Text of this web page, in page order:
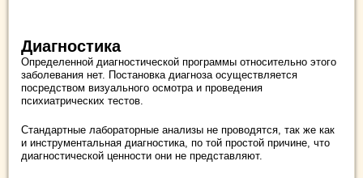
Диагностика
Определенной диагностической программы относительно этого
заболевания нет. Постановка диагноза осуществляется
посредством визуального осмотра и проведения
психиатрических тестов.
Стандартные лабораторные анализы не проводятся, так же как
и инструментальная диагностика, по той простой причине, что
диагностической ценности они не представляют.